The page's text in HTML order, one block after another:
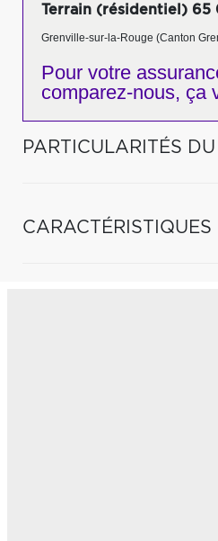
Terrain (résidentiel) 65
Grenville-sur-la-Rouge (Canton
Pour votre
comparez-nous, ça
PARTICULARITÉS
CARACTÉRISTIQUES